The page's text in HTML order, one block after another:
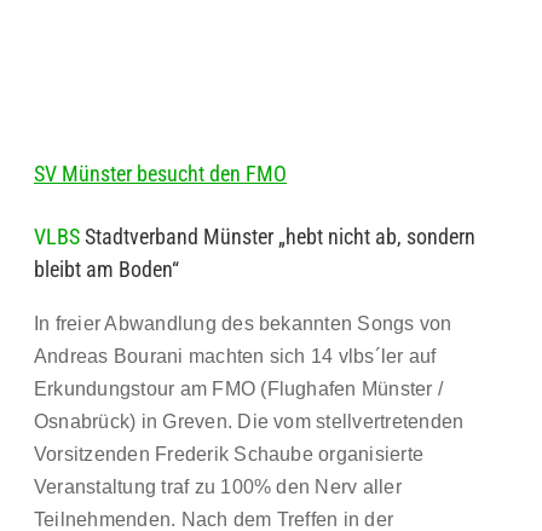
SV Münster besucht den FMO
VLBSStadtverband Münster „hebt nicht ab, sondern
bleibt am Boden“
In freier Abwandlung des bekannten Songs von
Andreas Bourani machten sich 14 vlbs´ler auf
Erkundungstour am FMO (Flughafen Münster /
Osnabrück) in Greven. Die vom stellvertretenden
Vorsitzenden Frederik Schaube organisierte
Veranstaltung traf zu 100% den Nerv aller
Teilnehmenden. Nach dem Treffen in der